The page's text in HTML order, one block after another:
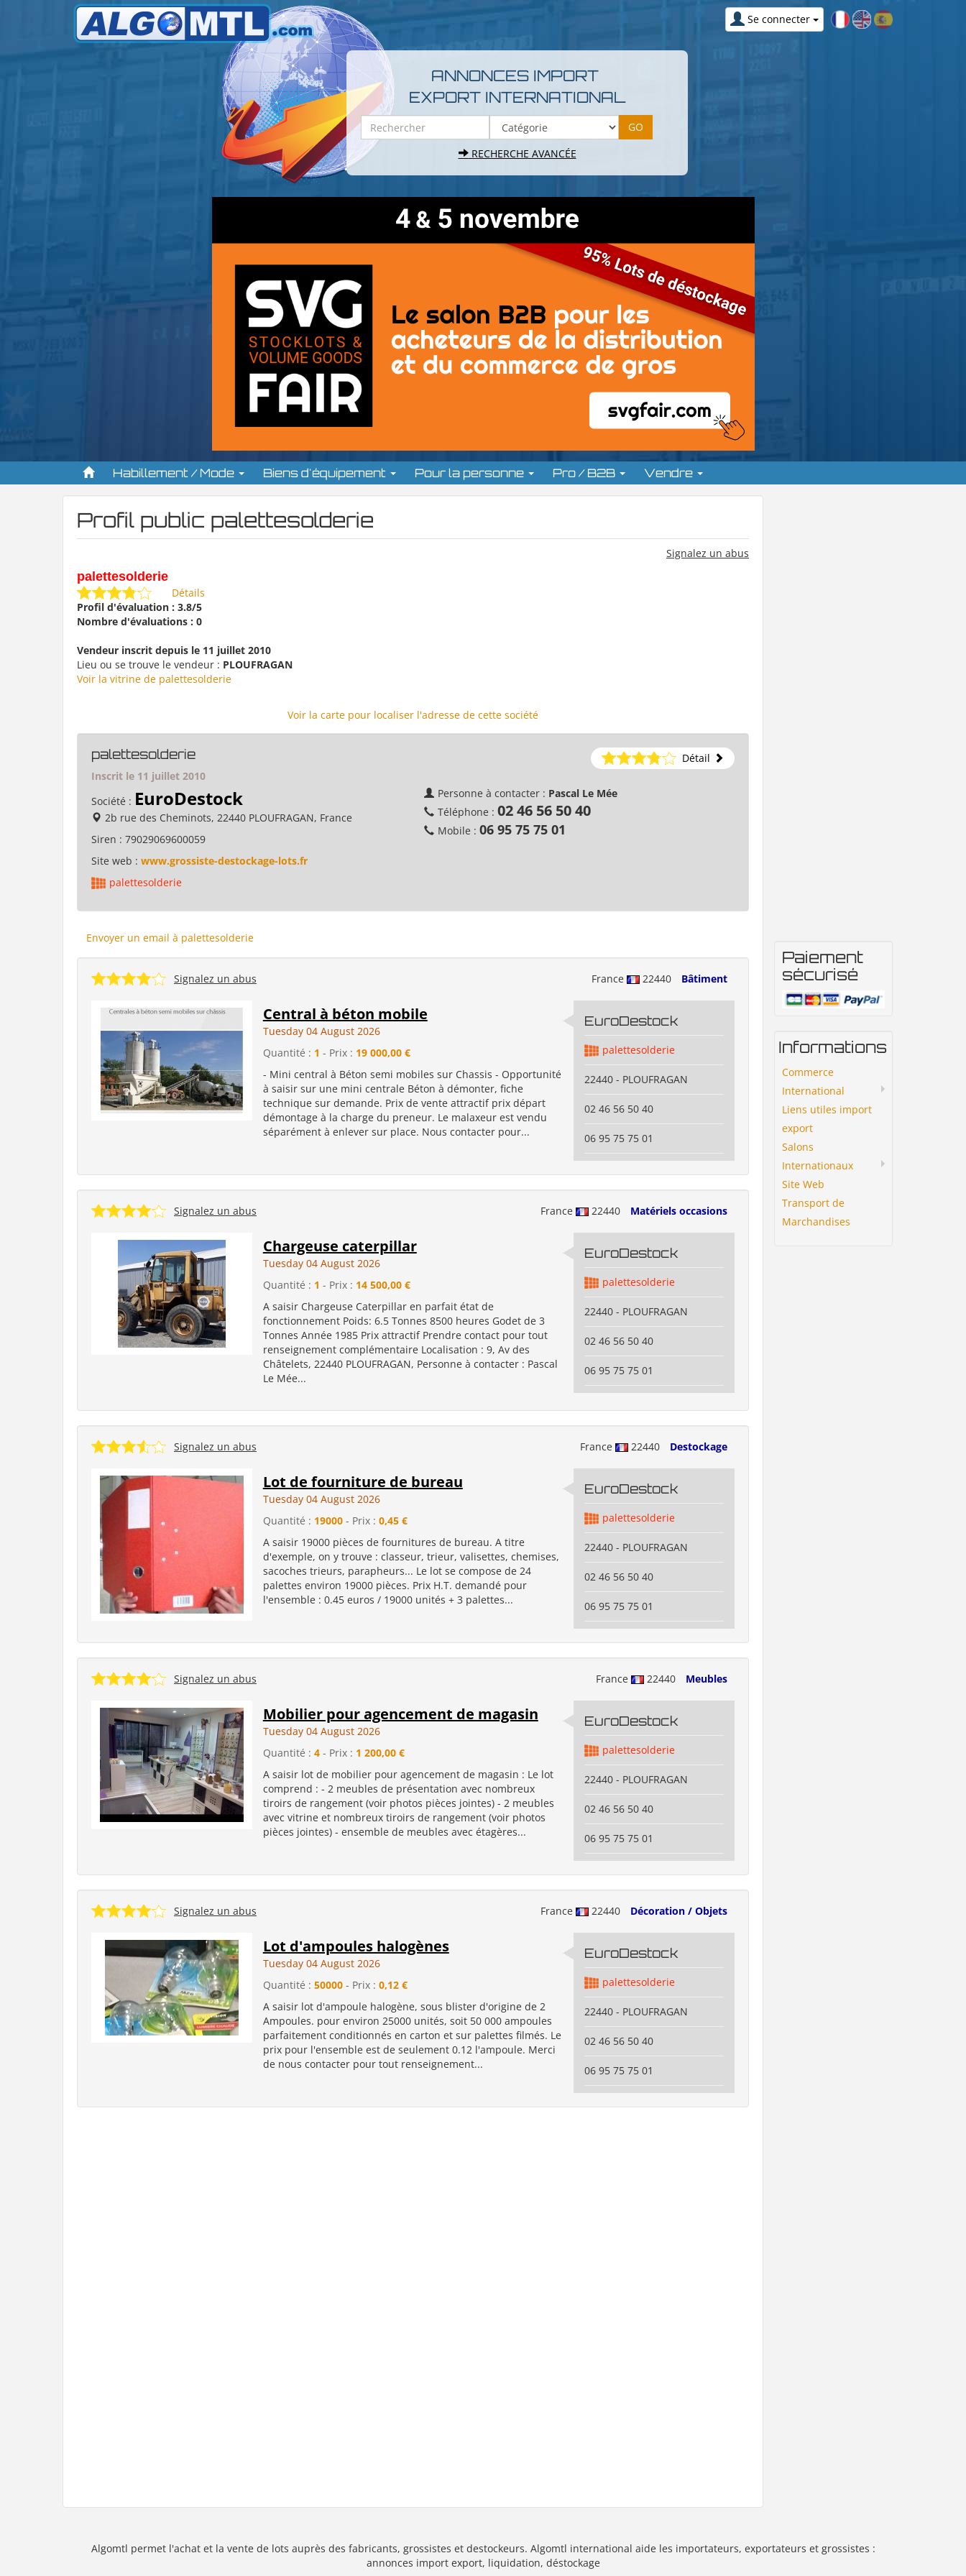
Se connecter
ANNONCES IMPORT
EXPORT INTERNATIONAL
RECHERCHE AVANCÉE
Habillement / Mode Biens d'équipement Pour la personne Pro / B2B Vendre
Profil public palettesolderie
Signalez un abus
palettesolderie
Détails
Profil d'évaluation : 3.8/5
Nombre d'évaluations : 0
Vendeur inscrit depuis le 11 juillet 2010
Lieu ou se trouve le vendeur : PLOUFRAGAN
Voir la vitrine de palettesolderie
Voir la carte pour localiser l'adresse de cette société
palettesolderie
Détail
Inscrit le 11 juillet 2010
Société : EuroDestock
2b rue des Cheminots, 22440 PLOUFRAGAN, France
Siren : 79029069600059
Site web : www.grossiste-destockage-lots.fr
Personne à contacter : Pascal Le Mée
Téléphone : 02 46 56 50 40
Mobile : 06 95 75 75 01
palettesolderie
Envoyer un email à palettesolderie
France 22440 Bâtiment
Signalez un abus
Central à béton mobile
Tuesday 04 August 2026
Quantité : 1 - Prix : 19 000,00 €
- Mini central à Béton semi mobiles sur Chassis - Opportunité
à saisir sur une mini centrale Béton à démonter, fiche
technique sur demande. Prix de vente attractif prix départ
démontage à la charge du preneur. Le malaxeur est vendu
séparément à enlever sur place. Nous contacter pour...
EuroDestock
palettesolderie
22440 - PLOUFRAGAN
02 46 56 50 40
06 95 75 75 01
France 22440 Matériels occasions
Signalez un abus
Chargeuse caterpillar
Tuesday 04 August 2026
Quantité : 1 - Prix : 14 500,00 €
A saisir Chargeuse Caterpillar en parfait état de
fonctionnement Poids: 6.5 Tonnes 8500 heures Godet de 3
Tonnes Année 1985 Prix attractif Prendre contact pour tout
renseignement complémentaire Localisation : 9, Av des
Châtelets, 22440 PLOUFRAGAN, Personne à contacter : Pascal
Le Mée...
EuroDestock
palettesolderie
22440 - PLOUFRAGAN
02 46 56 50 40
06 95 75 75 01
France 22440 Destockage
Signalez un abus
Lot de fourniture de bureau
Tuesday 04 August 2026
Quantité : 19000- Prix : 0,45 €
A saisir 19000 pièces de fournitures de bureau. A titre
d'exemple, on y trouve : classeur, trieur, valisettes, chemises,
sacoches trieurs, parapheurs... Le lot se compose de 24
palettes environ 19000 pièces. Prix H.T. demandé pour
l'ensemble : 0.45 euros / 19000 unités + 3 palettes...
EuroDestock
palettesolderie
22440 - PLOUFRAGAN
02 46 56 50 40
06 95 75 75 01
France 22440 Meubles
Signalez un abus
Mobilier pour agencement de magasin
Tuesday 04 August 2026
Quantité : 4- Prix : 1 200,00 €
A saisir lot de mobilier pour agencement de magasin : Le lot
comprend : - 2 meubles de présentation avec nombreux
tiroirs de rangement (voir photos pièces jointes) - 2 meubles
avec vitrine et nombreux tiroirs de rangement (voir photos
pièces jointes) - ensemble de meubles avec étagères...
EuroDestock
palettesolderie
22440 - PLOUFRAGAN
02 46 56 50 40
06 95 75 75 01
France 22440 Décoration / Objets
Signalez un abus
Lot d'ampoules halogènes
Tuesday 04 August 2026
Quantité : 50000- Prix : 0,12 €
A saisir lot d'ampoule halogène, sous blister d'origine de 2
Ampoules. pour environ 25000 unités, soit 50 000 ampoules
parfaitement conditionnés en carton et sur palettes filmés. Le
prix pour l'ensemble est de seulement 0.12 l'ampoule. Merci
de nous contacter pour tout renseignement...
EuroDestock
palettesolderie
22440 - PLOUFRAGAN
02 46 56 50 40
06 95 75 75 01
Paiement
sécurisé
Informations
Commerce
International
Liens utiles import
export
Salons
Internationaux
Site Web
Transport de
Marchandises
Algomtl permet l'achat et la vente de lots auprès des fabricants, grossistes et destockeurs. Algomtl international aide les importateurs, exportateurs et grossistes :
annonces import export, liquidation, déstockage